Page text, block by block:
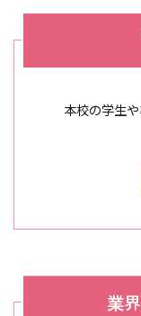
本校の学生
業